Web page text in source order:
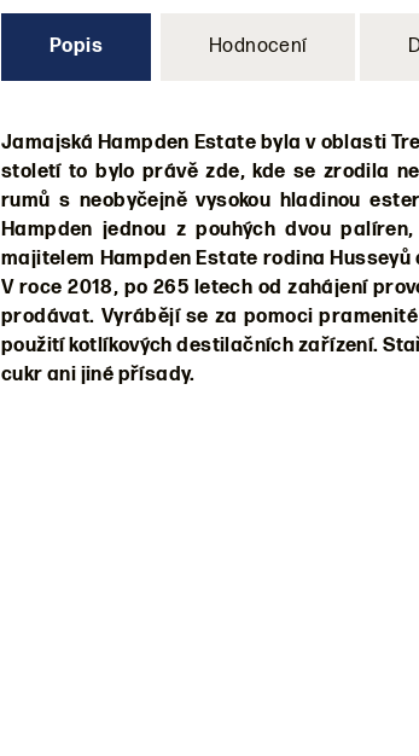
Popis Hodnocení
Jamajská Hampden Estate byla v oblasti
století to bylo právě zde, kde se zrodila
rumů s neobyčejně vysokou hladinou
Hampden jednou z pouhých dvou
majitelem Hampden Estate rodina
V roce 2018, po 265 letech od zahájení
prodávat. Vyrábějí se za pomoci
použití kotlíkových destilačních zařízení.
cukr ani jiné přísady.